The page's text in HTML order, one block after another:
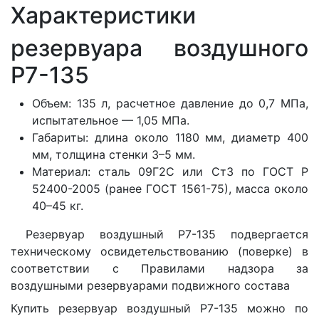
Характеристики
резервуара воздушного
Р7-135
Объем: 135 л, расчетное давление до 0,7 МПа,
испытательное — 1,05 МПа.
Габариты: длина около 1180 мм, диаметр 400
мм, толщина стенки 3–5 мм.
Материал: сталь 09Г2С или Ст3 по ГОСТ Р
52400-2005 (ранее ГОСТ 1561-75), масса около
40–45 кг.
Резервуар воздушный Р7-135 подвергается
техническому освидетельствованию (поверке) в
соответствии с Правилами надзора за
воздушными резервуарами подвижного состава
Купить резервуар воздушный Р7-135 можно по